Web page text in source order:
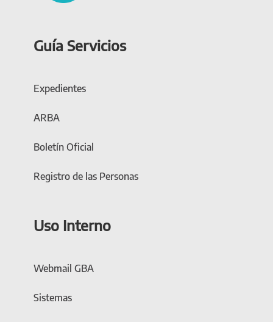
Guía Servicios
Expedientes
ARBA
Boletín Oficial
Registro de las Personas
Uso Interno
Webmail GBA
Sistemas